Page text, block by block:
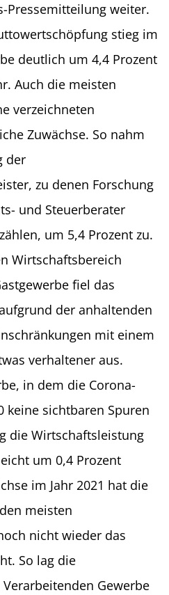
Pressemitteilung weiter.
stieg im
deutlich um 4,4 Prozent
Auch die meisten
verzeichneten
Zuwächse. So nahm
der
zu denen Forschung
und Steuerberater
um 5,4 Prozent zu.
Wirtschaftsbereich
fiel das
der anhaltenden
mit einem
verhaltener aus.
in dem die Corona-
keine sichtbaren Spuren
die Wirtschaftsleistung
um 0,4 Prozent
im Jahr 2021 hat die
meisten
nicht wieder das
So lag die
Gewerbe